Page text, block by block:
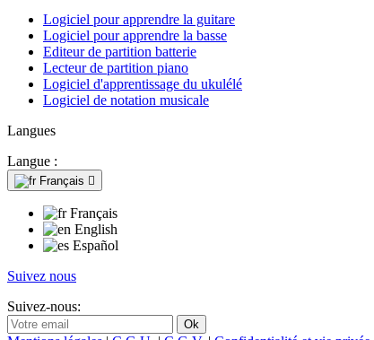
Logiciel pour apprendre la guitare
Logiciel pour apprendre la basse
Editeur de partition batterie
Lecteur de partition piano
Logiciel d'apprentissage du ukulélé
Logiciel de notation musicale
Langues
Langue :
Français 
Français
English
Español
Suivez nous
Suivez-nous: